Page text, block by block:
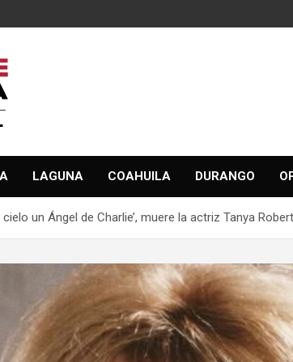
LAGUNA COAHUILA DURANGO
cielo un Ángel de Charlie’, muere la actriz Tanya